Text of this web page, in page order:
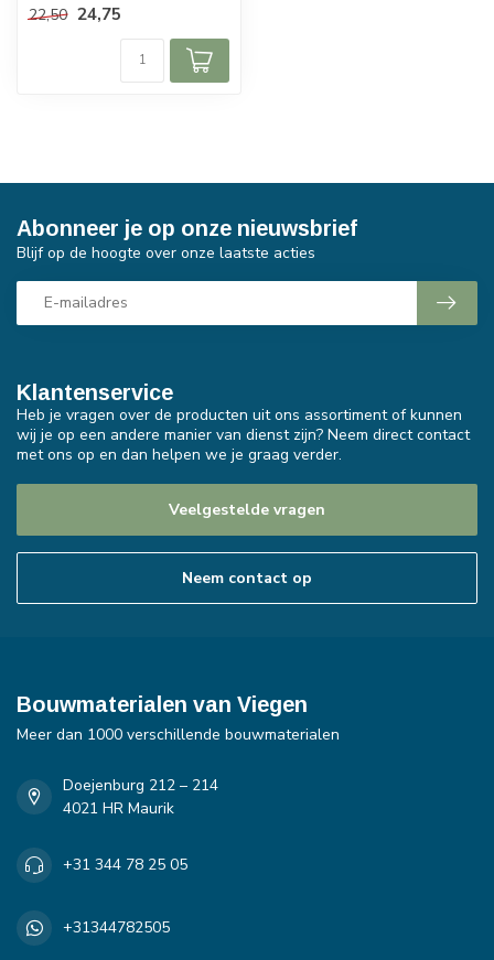
22,50 24,75
Klantenservice
Heb je vragen over de producten uit ons assortiment of kunnen
wij je op een andere manier van dienst zijn? Neem direct contact
met ons op en dan helpen we je graag verder.
Veelgestelde vragen
Neem contact op
Abonneer je op onze nieuwsbrief
Blijf op de hoogte over onze laatste acties
Bouwmaterialen van Viegen
Meer dan 1000 verschillende bouwmaterialen
Doejenburg 212 – 214
4021 HR Maurik
+31 344 78 25 05
+31344782505